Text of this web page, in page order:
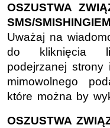
OSZUSTWA
SMS/SMISHINGIEM
Uważaj na
do kliknięcia
podejrzanej strony
mimowolnego
które można by
OSZUSTWA